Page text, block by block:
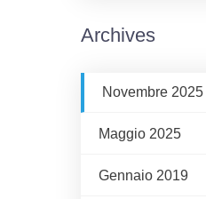
Archives
Novembre 2025
Maggio 2025
Gennaio 2019